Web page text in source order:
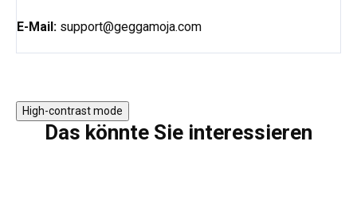
E-Mail: support@geggamoja.com
High-contrast mode
Das könnte Sie interessieren